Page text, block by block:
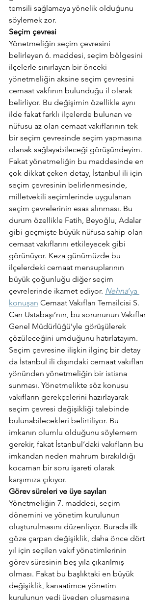
temsili sağlamaya yönelik olduğunu
söylemek zor.
Seçim çevresi
Yönetmeliğin seçim çevresini
belirleyen 6. maddesi, seçim bölgesini
ilçelerle sınırlayan bir önceki
yönetmeliğin aksine seçim çevresini
cemaat vakfının bulunduğu il olarak
belirliyor. Bu değişimin özellikle aynı
ilde fakat farklı ilçelerde bulunan ve
nüfusu az olan cemaat vakıflarının tek
bir seçim çevresinde seçim yapmasına
olanak sağlayabileceği görüşündeyim.
Fakat yönetmeliğin bu maddesinde en
çok dikkat çeken detay, İstanbul ili için
seçim çevresinin belirlenmesinde,
milletvekili seçimlerinde uygulanan
seçim çevrelerinin esas alınması. Bu
durum özellikle Fatih, Beyoğlu, Adalar
gibi geçmişte büyük nüfusa sahip olan
cemaat vakıflarını etkileyecek gibi
görünüyor. Keza günümüzde bu
ilçelerdeki cemaat mensuplarının
büyük çoğunluğu diğer seçim
çevrelerinde ikamet ediyor. Nehna’ya
konuşan Cemaat Vakıfları Temsilcisi S.
Can Ustabaşı’nın, bu sorununun Vakıflar
Genel Müdürlüğü’yle görüşülerek
çözüleceğini umduğunu hatırlatayım.
Seçim çevresine ilişkin ilginç bir detay
da İstanbul ili dışındaki cemaat vakıfları
yönünden yönetmeliğin bir istisna
sunması. Yönetmelikte söz konusu
vakıfların gerekçelerini hazırlayarak
seçim çevresi değişikliği talebinde
bulunabilecekleri belirtiliyor. Bu
imkanın olumlu olduğunu söylemem
gerekir, fakat İstanbul’daki vakıfların bu
imkandan neden mahrum bırakıldığı
kocaman bir soru işareti olarak
karşımıza çıkıyor.
Görev süreleri ve üye sayıları
Yönetmeliğin 7. maddesi, seçim
dönemini ve yönetim kurulunun
oluşturulmasını düzenliyor. Burada ilk
göze çarpan değişiklik, daha önce dört
yıl için seçilen vakıf yönetimlerinin
görev süresinin beş yıla çıkarılmış
olması. Fakat bu başlıktaki en büyük
değişiklik, kanaatimce yönetim
kurulunun yedi üyeden oluşmasına